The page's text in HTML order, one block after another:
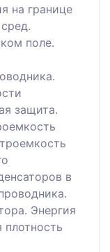
на границе
поле.
защита.
в
Энергия
плотность